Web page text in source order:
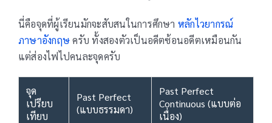
นี่คือจุดที่ผู้เรียนมักจะสับสนในการศึกษา หลักไวยากรณ์
ภาษาอังกฤษครับ ทั้งสองตัวเป็นอดีตซ้อนอดีตเหมือนกัน
แต่ส่องไฟไปคนละจุดครับ
จุด
เปรียบ
เทียบ
Past Perfect
(แบบธรรมดา)
Past Perfect
Continuous (แบบต่อ
เนื่อง)